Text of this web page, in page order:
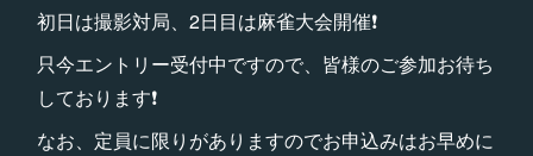
初日は撮影対局、2日目は麻雀大会開催❗️
只今エントリー受付中ですので、皆様のご参加お待ち
しております❗️
なお、定員に限りがありますのでお申込みはお早めに